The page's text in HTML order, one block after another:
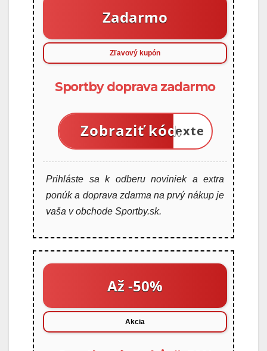
Zadarmo
Zľavový kupón
Sportby doprava zadarmo
V texte
Zobraziť kód.
Prihláste sa k odberu noviniek a extra
ponúk a doprava zdarma na prvý nákup je
vaša v obchode Sportby.sk.
Až -50%
Akcia